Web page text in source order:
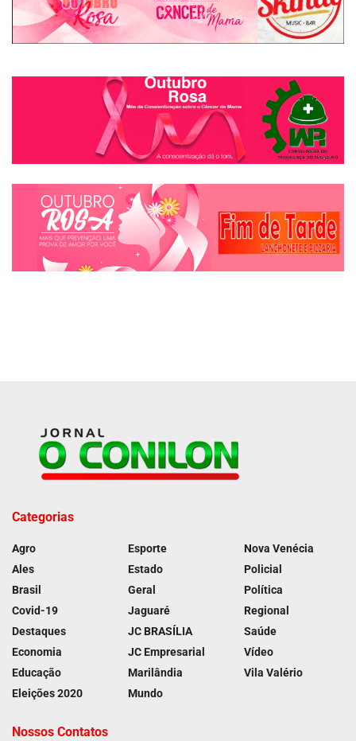
Categorias
Agro
Ales
Brasil
Covid-19
Destaques
Economia
Educação
Eleições 2020
Esporte
Estado
Geral
Jaguaré
JC BRASÍLIA
JC Empresarial
Marilândia
Mundo
Nova Venécia
Policial
Política
Regional
Saúde
Vídeo
Vila Valério
Nossos Contatos